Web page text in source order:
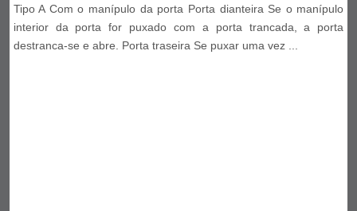
Tipo A Com o manípulo da porta Porta dianteira Se o manípulo
interior da porta for puxado com a porta trancada, a porta
destranca-se e abre. Porta traseira Se puxar uma vez ...